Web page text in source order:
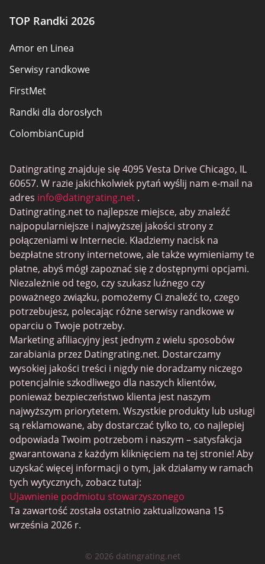
TOP Randki 2026
Amor en Linea
Serwisy randkowe
FirstMet
Randki dla dorosłych
ColombianCupid
MeetMindful
Randki BDSM
BBPeopleMeet
Witryny Sugar Daddy
JPeopleMeet
Trans Dating
Senior serwisy randkowe
MyLOL
Gejowskie Randki
Randki dla lesbijek
Czarne serwisy randkowe
SugarDaddyMeet
LatinAmericanCupid
CatholicMatch
Datingrating znajduje się 4095 Vesta Drive Chicago, IL
60657. W razie jakichkolwiek pytań wyślij nam e-mail na
adres info@datingrating.net .
Datingrating.net to najlepsze miejsce, aby znaleźć
najpopularniejsze i najwyższej jakości strony z
połączeniami w Internecie. Kładziemy nacisk na
bezpłatne strony internetowe, ale także wymieniamy te
płatne, abyś mógł zapoznać się z dostępnymi opcjami.
Niezależnie od tego, czy szukasz luźnego czy
poważnego związku, pomożemy Ci znaleźć to, czego
potrzebujesz, polecając różne serwisy randkowe w
oparciu o Twoje potrzeby.
Marketing afiliacyjny jest jednym z wielu sposobów
zarabiania przez Datingrating.net. Dostarczamy
wysokiej jakości treści i nigdy nie doradzamy niczego
potencjalnie szkodliwego dla naszych klientów,
ponieważ bezpieczeństwo klienta jest naszym
najwyższym priorytetem. Wszystkie produkty lub usługi
są reklamowane, aby dostarczać tylko to, co najlepiej
odpowiada Twoim potrzebom i naszym – satysfakcja
gwarantowana z każdym kliknięciem na tej stronie! Aby
uzyskać więcej informacji o tym, jak działamy w ramach
tych wytycznych, zobacz tutaj:
Ujawnienie podmiotu stowarzyszonego
Ta zawartość została ostatnio zaktualizowana 15
września 2026 r.
© 2026 datingrating.net